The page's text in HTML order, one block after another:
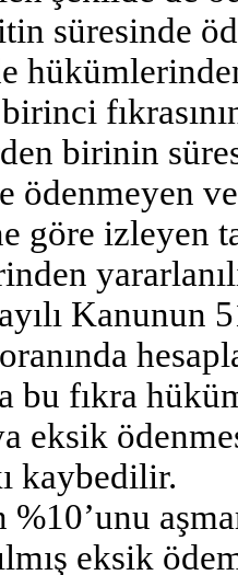
süresinde
birinin
ödenmeyen
göre izleyen
Kanunun
bu fıkra
eksik
kaybedilir.
%10’unu
eksik